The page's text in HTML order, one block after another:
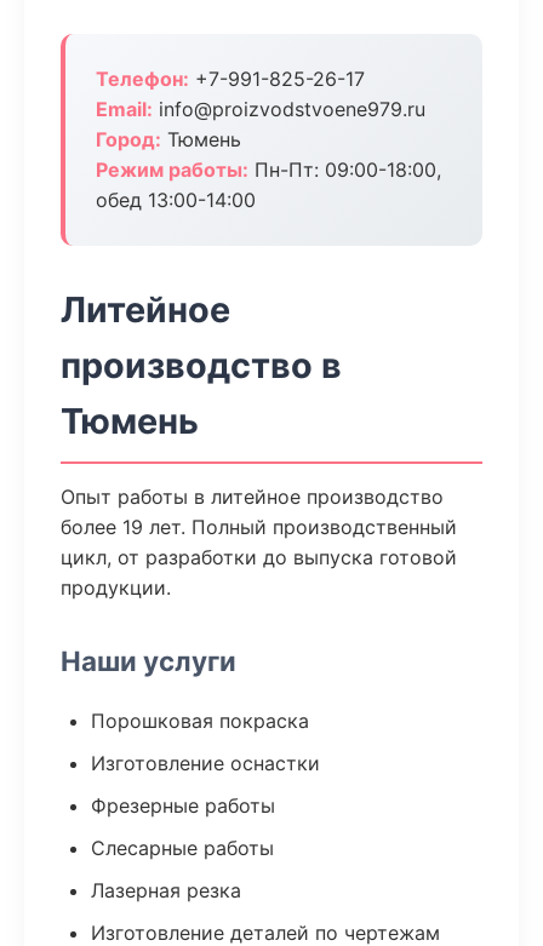
Телефон: +7-991-825-26-17
Email: info@proizvodstvoene979.ru
Город: Тюмень
Режим работы: Пн-Пт: 09:00-18:00,
обед 13:00-14:00
Литейное
производство в
Тюмень
Опыт работы в литейное производство
более 19 лет. Полный производственный
цикл, от разработки до выпуска готовой
продукции.
Наши услуги
Порошковая покраска
Изготовление оснастки
Фрезерные работы
Слесарные работы
Лазерная резка
Изготовление деталей по чертежам